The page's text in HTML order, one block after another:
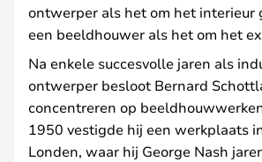
ontwerper als het om het interieur
een beeldhouwer als het om het
Na enkele succesvolle jaren als
ontwerper besloot Bernard
concentreren op
1950 vestigde hij een werkplaats
Londen, waar hij George Nash